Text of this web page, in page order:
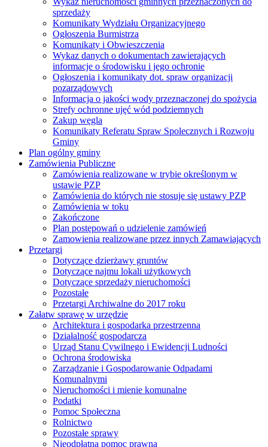
sprzedaży
Komunikaty Wydziału Organizacyjnego
Ogłoszenia Burmistrza
Komunikaty i Obwieszczenia
Wykaz danych o dokumentach zawierających
informacje o środowisku i jego ochronie
Ogłoszenia i komunikaty dot. spraw organizacji
pozarządowych
Informacja o jakości wody przeznaczonej do spożycia
Strefy ochronne ujęć wód podziemnych
Zakup węgla
Komunikaty Referatu Spraw Spolecznych i Rozwoju
Gminy
Plan ogólny gminy
Zamówienia Publiczne
Zamówienia realizowane w trybie określonym w
ustawie PZP
Zamówienia do których nie stosuje się ustawy PZP
Zamówienia w toku
Zakończone
Plan postępowań o udzielenie zamówień
Zamowienia realizowane przez innych Zamawiających
Przetargi
Dotyczące dzierżawy gruntów
Dotyczące najmu lokali użytkowych
Dotyczące sprzedaży nieruchomości
Pozostałe
Przetargi Archiwalne do 2017 roku
Załatw sprawę w urzędzie
Architektura i gospodarka przestrzenna
Działalność gospodarcza
Urząd Stanu Cywilnego i Ewidencji Ludności
Ochrona środowiska
Zarządzanie i Gospodarowanie Odpadami
Komunalnymi
Nieruchomości i mienie komunalne
Podatki
Pomoc Społeczna
Rolnictwo
Pozostałe sprawy
Nieodpłatna pomoc prawna